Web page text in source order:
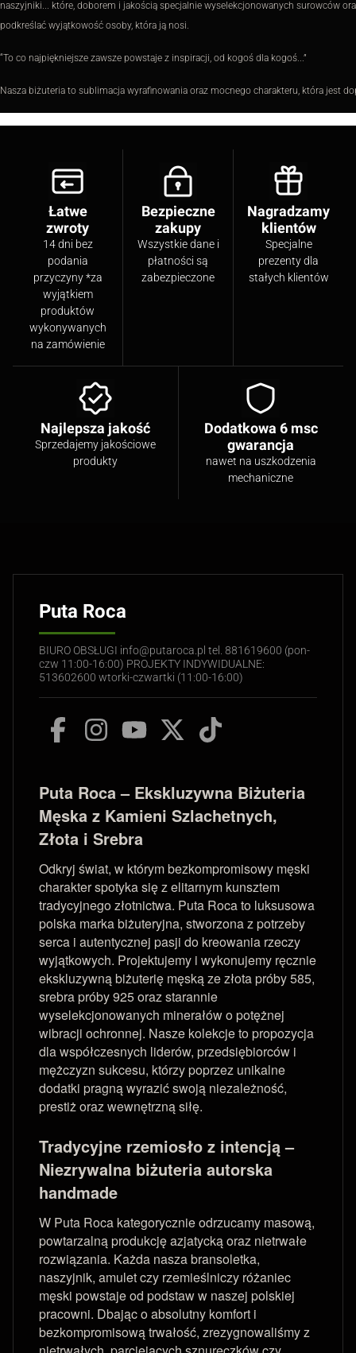
naszyjniki... które, doborem i jakością specjalnie wyselekcjonowanych surowców
podkreślać wyjątkowość osoby, która ją nosi.
“To co najpiękniejsze zawsze powstaje z inspiracji, od kogoś dla kogoś...”
Nasza biżuteria to sublimacja wyrafinowania oraz mocnego charakteru, która jest
Łatwe
zwroty
14 dni bez
podania
przyczyny *za
wyjątkiem
produktów
wykonywanych
na zamówienie
Bezpieczne
zakupy
Wszystkie dane i
płatności są
zabezpieczone
Nagradzamy
klientów
Specjalne
prezenty dla
stałych klientów
Najlepsza jakość
Sprzedajemy jakościowe
produkty
Dodatkowa 6 msc
gwarancja
nawet na uszkodzenia
mechaniczne
Puta Roca
BIURO OBSŁUGI info@putaroca.pl tel. 881619600 (pon-
czw 11:00-16:00) PROJEKTY INDYWIDUALNE:
513602600 wtorki-czwartki (11:00-16:00)
Puta Roca – Ekskluzywna Biżuteria
Męska z Kamieni Szlachetnych,
Złota i Srebra
Odkryj świat, w którym bezkompromisowy męski
charakter spotyka się z elitarnym kunsztem
tradycyjnego złotnictwa. Puta Roca to luksusowa
polska marka biżuteryjna, stworzona z potrzeby
serca i autentycznej pasji do kreowania rzeczy
wyjątkowych. Projektujemy i wykonujemy ręcznie
ekskluzywną biżuterię męską ze złota próby 585,
srebra próby 925 oraz starannie
wyselekcjonowanych minerałów o potężnej
wibracji ochronnej. Nasze kolekcje to propozycja
dla współczesnych liderów, przedsiębiorców i
mężczyzn sukcesu, którzy poprzez unikalne
dodatki pragną wyrazić swoją niezależność,
prestiż oraz wewnętrzną siłę.
Tradycyjne rzemiosło z intencją –
Niezrywalna biżuteria autorska
handmade
W Puta Roca kategorycznie odrzucamy masową,
powtarzalną produkcję azjatycką oraz nietrwałe
rozwiązania. Każda nasza bransoletka,
naszyjnik, amulet czy rzemieślniczy różaniec
męski powstaje od podstaw w naszej polskiej
pracowni. Dbając o absolutny komfort i
bezkompromisową trwałość, zrezygnowaliśmy z